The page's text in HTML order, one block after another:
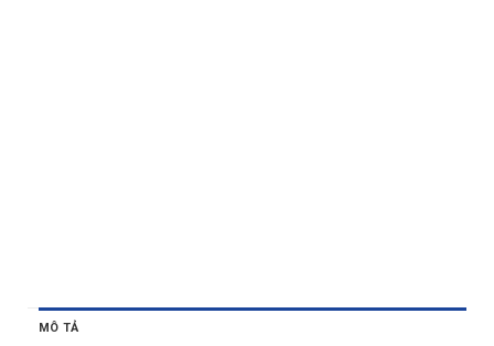
MÔ TẢ